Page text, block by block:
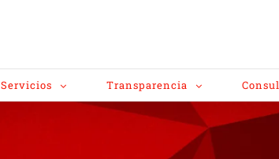
Servicios Transparencia